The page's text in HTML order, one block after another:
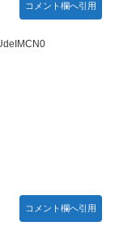
コメント欄へ引用
コメント欄へ引用